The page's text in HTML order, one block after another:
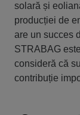
solară și
producției de
are un succes
STRABAG
consideră că
contribuție